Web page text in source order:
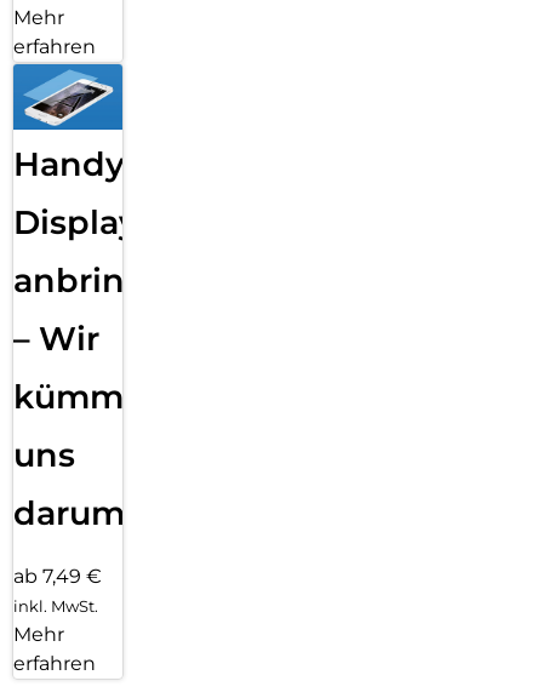
Mehr
erfahren
Handy
Displayfolie
anbringen
– Wir
kümmern
uns
darum!
ab 7,49 €
inkl. MwSt.
Mehr
erfahren